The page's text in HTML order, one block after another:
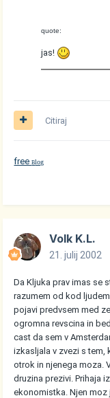
quote:
jas!
Citiraj
freeBlog
Volk K.L.
21. julij 2002
Da Kljuka prav imas se
razumem od kod
pojavi predvsem med
ogromna revscina in
cast da sem v
izkasljala v zvezi s tem,
otrok in njenega moza.
druzina prezivi. Prihaja
ekonomistka. Njen moz